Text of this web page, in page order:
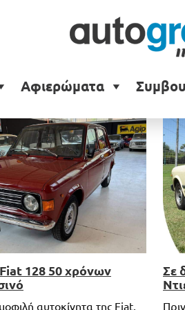
Αφιερώματα
128 50 χρόνων
αυτοκίνητα της Fiat,
Σε